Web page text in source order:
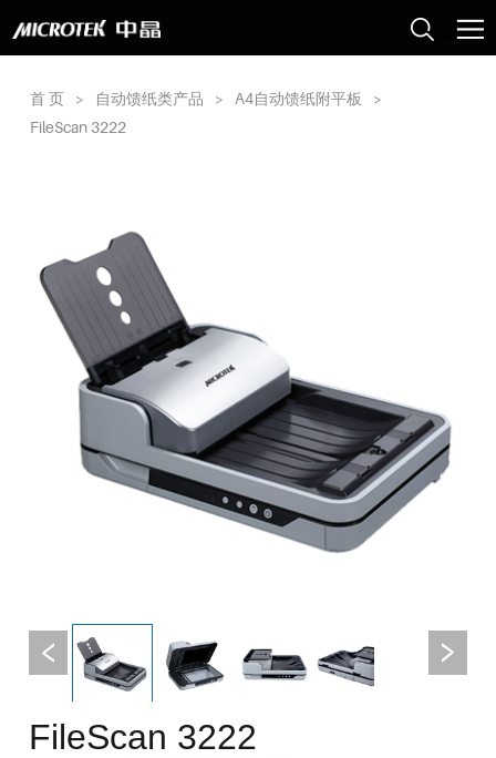
首 页 > 自动馈纸类产品 > A4自动馈纸附平板
>
FileScan 3222
FileScan 3222